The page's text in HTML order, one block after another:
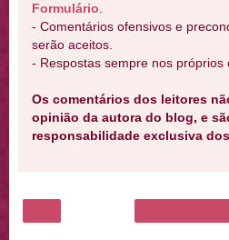
Formulário.
- Comentários ofensivos e
serão aceitos.
- Respostas sempre nos próprios
Os comentários dos leitores
opinião da autora do blog, e
responsabilidade exclusiva